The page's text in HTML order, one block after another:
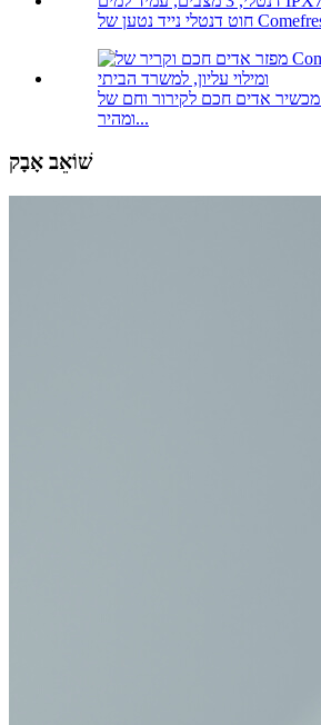
מכשיר אדים חכם לקירור וחם של Comefresh, שקט
ומהיר...
שׁוֹאֵב אָבָק